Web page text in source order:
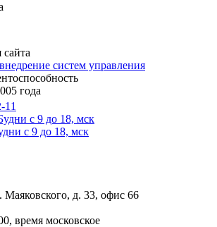
года
11
с 9 до 18, мск
с 9 до 18, мск
Маяковского, д. 33, офис 66
время московское